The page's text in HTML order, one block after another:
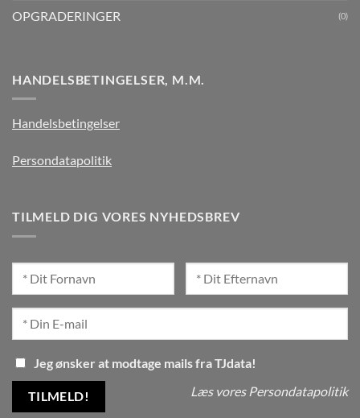
OPGRADERINGER (0)
HANDELSBETINGELSER, M.M.
Handelsbetingelser
Persondatapolitik
TILMELD DIG VORES NYHEDSBREV
Jeg ønsker at modtage mails fra TJdata!
Læs vores Persondatapolitik